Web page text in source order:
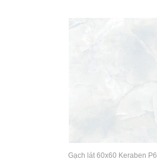
Gạch lát 60x60 Keraben